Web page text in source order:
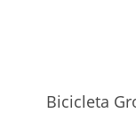
Bicicleta